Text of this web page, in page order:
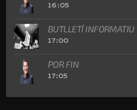
16:05
BUTLLETÍ INFORMATIU
17:00
POR FIN
17:05